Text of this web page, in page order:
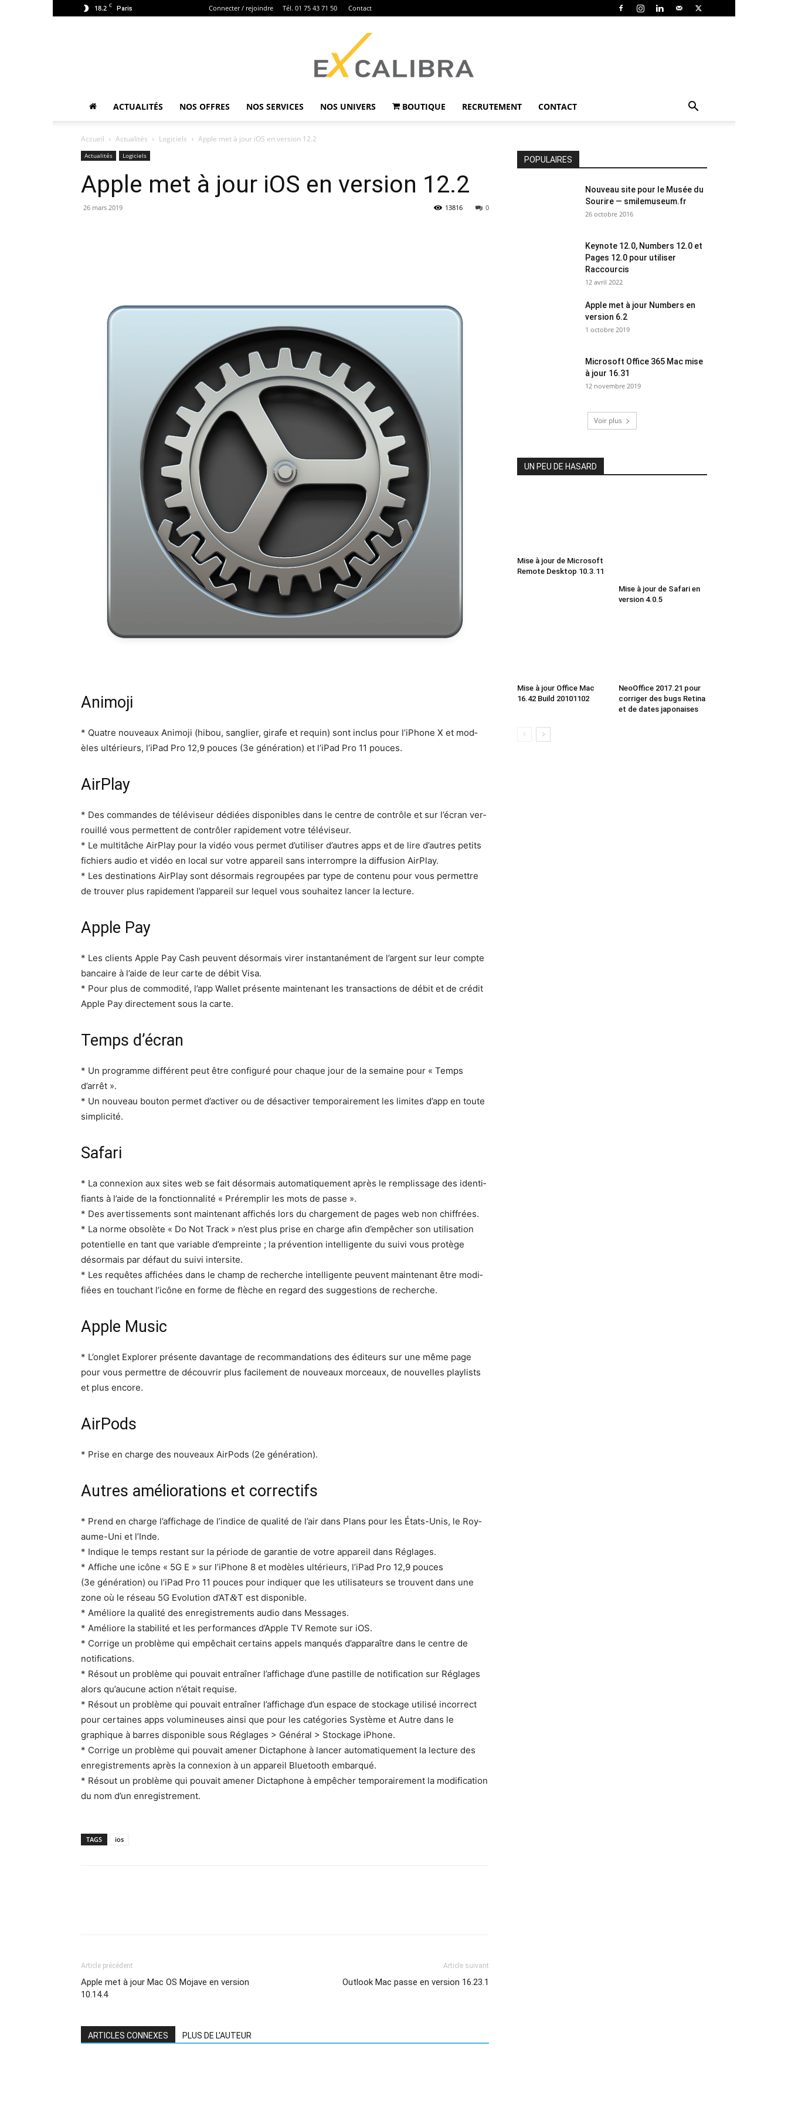
18.2 C Paris Connecter / rejoindre Tél. 01 75 43 71 50 Contact
Calibra
ACTUALITÉS NOS OFFRES NOS SERVICES NOS UNIVERS BOUTIQUE RECRUTEMENT CONTACT
Accueil Actualités Logiciels Apple met à jour iOS en version 12.2
Actualités Logiciels
Apple met à jour iOS en version 12.2
26 mars 2019 0
13816
Animoji
* Qua­tre nou­veaux Ani­mo­ji (hibou, san­gli­er, girafe et requin) sont inclus pour l’iPhone X et mod­
èles ultérieurs, l’iPad Pro 12,9 pouces (3e généra­tion) et l’iPad Pro 11 pouces.
AirPlay
* Des com­man­des de téléviseur dédiées disponibles dans le cen­tre de con­trôle et sur l’écran ver­
rouil­lé vous per­me­t­tent de con­trôler rapi­de­ment votre téléviseur.
* Le mul­ti­tâche Air­Play pour la vidéo vous per­met d’utiliser d’autres apps et de lire d’autres petits
fichiers audio et vidéo en local sur votre appareil sans inter­rompre la dif­fu­sion AirPlay.
* Les des­ti­na­tions Air­Play sont désor­mais regroupées par type de con­tenu pour vous per­me­t­tre
de trou­ver plus rapi­de­ment l’appareil sur lequel vous souhaitez lancer la lecture.
Apple Pay
* Les clients Apple Pay Cash peu­vent désor­mais vir­er instan­ta­né­ment de l’argent sur leur compte
ban­caire à l’aide de leur carte de débit Visa.
* Pour plus de com­mod­ité, l’app Wal­let présente main­tenant les trans­ac­tions de débit et de crédit
Apple Pay directe­ment sous la carte.
Temps d’écran
* Un pro­gramme dif­férent peut être con­fig­uré pour chaque jour de la semaine pour « Temps
d’arrêt ».
* Un nou­veau bou­ton per­met d’activer ou de dés­ac­tiv­er tem­po­raire­ment les lim­ites d’app en toute
simplicité.
Safari
* La con­nex­ion aux sites web se fait désor­mais automa­tique­ment après le rem­plis­sage des iden­ti­
fi­ants à l’aide de la fonc­tion­nal­ité « Prérem­plir les mots de passe ».
* Des aver­tisse­ments sont main­tenant affichés lors du charge­ment de pages web non chiffrées.
* La norme obsolète « Do Not Track » n’est plus prise en charge afin d’empêcher son util­i­sa­tion
poten­tielle en tant que vari­able d’empreinte ; la préven­tion intel­li­gente du suivi vous pro­tège
désor­mais par défaut du suivi intersite.
* Les requêtes affichées dans le champ de recherche intel­li­gente peu­vent main­tenant être mod­i­
fiées en touchant l’icône en forme de flèche en regard des sug­ges­tions de recherche.
Apple Music
* L’onglet Explor­er présente davan­tage de recom­man­da­tions des édi­teurs sur une même page
pour vous per­me­t­tre de décou­vrir plus facile­ment de nou­veaux morceaux, de nou­velles playlists
et plus encore.
AirPods
* Prise en charge des nou­veaux Air­Pods (2e génération).
Autres améliorations et correctifs
* Prend en charge l’affichage de l’indice de qual­ité de l’air dans Plans pour les États-Unis, le Roy­
aume-Uni et l’Inde.
* Indique le temps restant sur la péri­ode de garantie de votre appareil dans Réglages.
* Affiche une icône « 5G E » sur l’iPhone 8 et mod­èles ultérieurs, l’iPad Pro 12,9 pouces
(3e généra­tion) ou l’iPad Pro 11 pouces pour indi­quer que les util­isa­teurs se trou­vent dans une
zone où le réseau 5G Evo­lu­tion d’AT&T est disponible.
* Améliore la qual­ité des enreg­istrements audio dans Messages.
* Améliore la sta­bil­ité et les per­for­mances d’Apple TV Remote sur iOS.
* Cor­rige un prob­lème qui empêchait cer­tains appels man­qués d’apparaître dans le cen­tre de
notifications.
* Résout un prob­lème qui pou­vait entraîn­er l’affichage d’une pastille de noti­fi­ca­tion sur Réglages
alors qu’aucune action n’était requise.
* Résout un prob­lème qui pou­vait entraîn­er l’affichage d’un espace de stock­age util­isé incor­rect
pour cer­taines apps volu­mineuses ain­si que pour les caté­gories Sys­tème et Autre dans le
graphique à bar­res disponible sous Réglages > Général > Stock­age iPhone.
* Cor­rige un prob­lème qui pou­vait amen­er Dic­ta­phone à lancer automa­tique­ment la lec­ture des
enreg­istrements après la con­nex­ion à un appareil Blue­tooth embarqué.
* Résout un prob­lème qui pou­vait amen­er Dic­ta­phone à empêch­er tem­po­raire­ment la mod­i­fi­ca­tion
du nom d’un enregistrement.
TAGS ios
Article précédent
Apple met à jour Mac OS Mojave en version
10.14.4
Article suivant
Outlook Mac passe en version 16.23.1
ARTICLES CONNEXES PLUS DE L'AUTEUR
POPULAIRES
Nouveau site pour le Musée du
Sourire — smilemuseum.fr
26 octobre 2016
Keynote 12.0, Numbers 12.0 et
Pages 12.0 pour utiliser
Raccourcis
12 avril 2022
Apple met à jour Numbers en
version 6.2
1 octobre 2019
Microsoft Office 365 Mac mise
à jour 16.31
12 novembre 2019
Voir plus
UN PEU DE HASARD
Mise à jour de Microsoft
Remote Desktop 10.3.11
Mise à jour de Safari en
version 4.0.5
Mise à jour Office Mac
16.42 Build 20101102
NeoOffice 2017.21 pour
corriger des bugs Retina
et de dates japonaises